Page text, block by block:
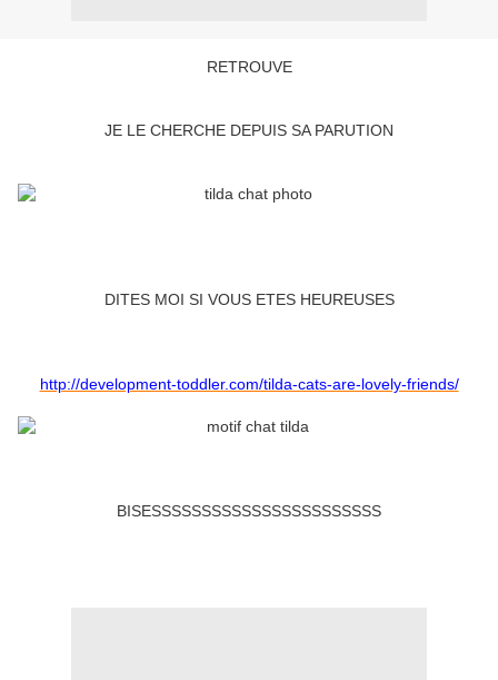
RETROUVE
JE LE CHERCHE DEPUIS SA PARUTION
DITES MOI SI VOUS ETES HEUREUSES
http://development-toddler.com/tilda-cats-are-lovely-friends/
BISESSSSSSSSSSSSSSSSSSSSSSS